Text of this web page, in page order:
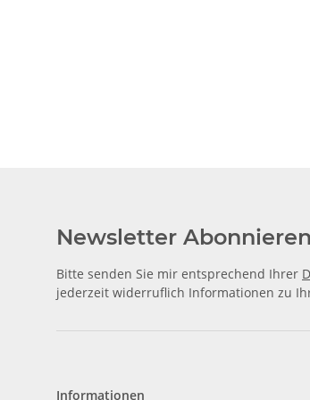
Newsletter Abonnieren
Bitte senden Sie mir entsprechend Ihrer
jederzeit widerruflich Informationen zu
Informationen